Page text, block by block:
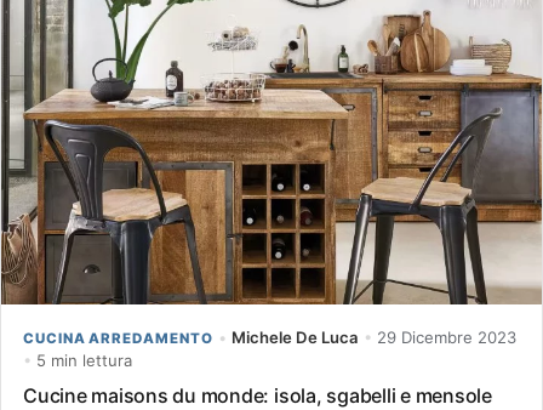
CUCINA ARREDAMENTO • Michele De Luca • 29 Dicembre 2023
• 5 min lettura
Cucine maisons du monde: isola, sgabelli e mensole